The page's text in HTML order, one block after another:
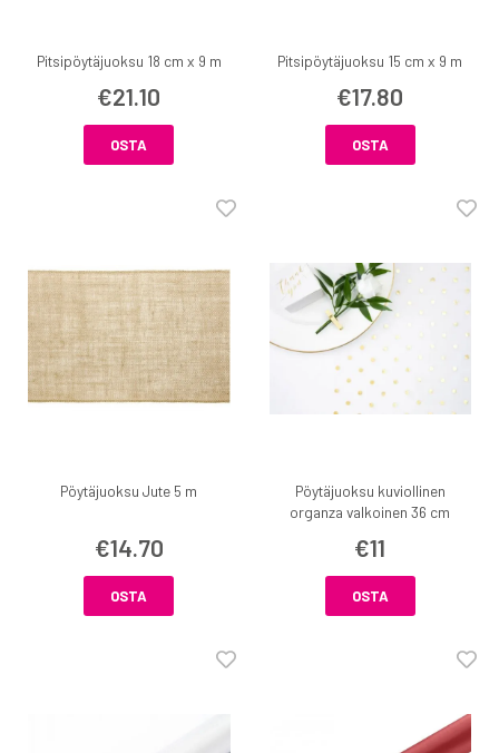
Pitsipöytäjuoksu 18 cm x 9 m
€21.10
OSTA
Pitsipöytäjuoksu 15 cm x 9 m
€17.80
OSTA
Pöytäjuoksu Jute 5 m
€14.70
OSTA
Pöytäjuoksu kuviollinen
organza valkoinen 36 cm
€11
OSTA